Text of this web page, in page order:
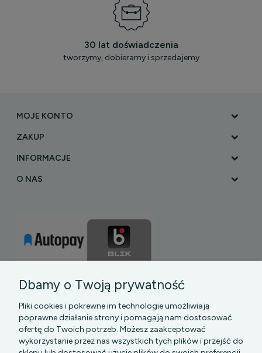
30 lat doświadczenia
tworzymy, dobieramy i sprzedajemy
MOJE KONTO
ZAKUP
INFORMACJE
O NAS
Dbamy o Twoją prywatność
Pliki cookies i pokrewne im technologie umożliwiają
poprawne działanie strony i pomagają nam dostosować
ofertę do Twoich potrzeb. Możesz zaakceptować
wykorzystanie przez nas wszystkich tych plików i przejść do